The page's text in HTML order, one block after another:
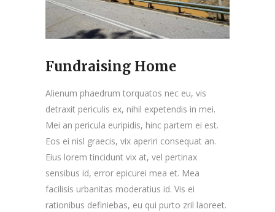
Fundraising Home
Alienum phaedrum torquatos nec eu, vis
detraxit periculis ex, nihil expetendis in mei.
Mei an pericula euripidis, hinc partem ei est.
Eos ei nisl graecis, vix aperiri consequat an.
Eius lorem tincidunt vix at, vel pertinax
sensibus id, error epicurei mea et. Mea
facilisis urbanitas moderatius id. Vis ei
rationibus definiebas, eu qui purto zril laoreet.